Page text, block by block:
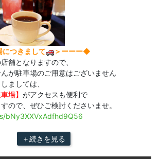
につきまして
＞ーーー◆
舗となりますので、
が駐車場のご用意はございません
ましては、
場】 がアクセスも便利で
ので、ぜひご検討くださいませ。
bNy3XXVxAdfhd9Q56
＋続きを見る